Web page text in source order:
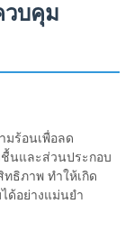
วบคุม
มร้อนเพื่อลด
นและส่วนประกอบ
ทธิภาพ ทำให้เกิด
ด้อย่างแม่นยำ